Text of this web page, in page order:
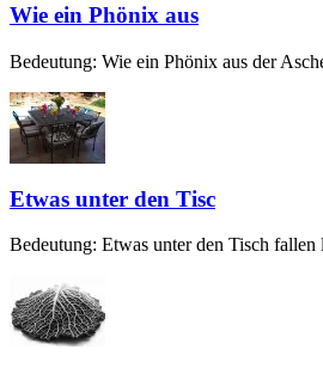
Wie ein Phönix aus
Bedeutung: Wie ein Phönix aus der
Etwas unter den Tisc
Bedeutung: Etwas unter den Tisch fallen